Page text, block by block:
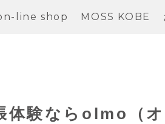
line shop MOSS KOBE
験ならolmo（オ